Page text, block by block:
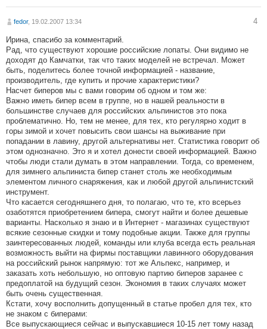
fedor, 19.02.2007 13:34 4
Ирина, спасибо за комментарий.
Рад, что существуют хорошие российские лопаты. Они видимо не
доходят до Камчатки, так что таких моделей не встречал. Может
быть, поделитесь более точной информацией - название,
производитель, где купить и прочие характеристики?
Насчет биперов мы с вами говорим об одном и том же:
Важно иметь бипер всем в группе, но в нашей реальности в
большинстве случаев для российских альпинистов это пока
проблематично. Но, тем не менее, для тех, кто регулярно ходит в
горы зимой и хочет повысить свои шансы на выживание при
попадании в лавину, другой альтернативы нет. Статистика говорит об
этом однозначно. Это я и хотел донести своей информацией. Важно
чтобы люди стали думать в этом направлении. Тогда, со временем,
для зимнего альпиниста бипер станет столь же необходимым
элементом личного снаряжения, как и любой другой альпинистский
инструмент.
Что касается сегодняшнего дня, то полагаю, что те, кто всерьез
озаботятся приобретением бипера, смогут найти и более дешевые
варианты. Насколько я знаю и в Интернет - магазинах существуют
всякие сезонные скидки и тому подобные акции. Также для группы
заинтересованных людей, команды или клуба всегда есть реальная
возможность выйти на фирмы поставщики лавинного оборудования
на российский рынок напрямую: тот же Альпекс, например, и
заказать хоть небольшую, но оптовую партию биперов заранее с
предоплатой на будущий сезон. Экономия в таких случаях может
быть очень существенная.
Кстати, хочу восполнить допущенный в статье пробел для тех, кто
не знаком с биперами:
Все выпускающиеся сейчас и выпускавшиеся 10-15 лет тому назад